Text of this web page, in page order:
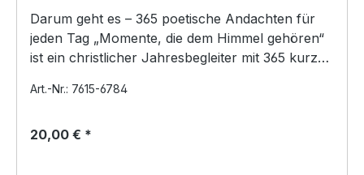
Darum geht es – 365 poetische Andachten für
jeden Tag „Momente, die dem Himmel gehören“
ist ein christlicher Jahresbegleiter mit 365 kurzen
Art.-Nr.: 7615-6784
20,00 € *